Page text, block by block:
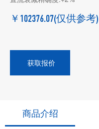
￥102376.07(仅供参考)
获取报价
商品介绍